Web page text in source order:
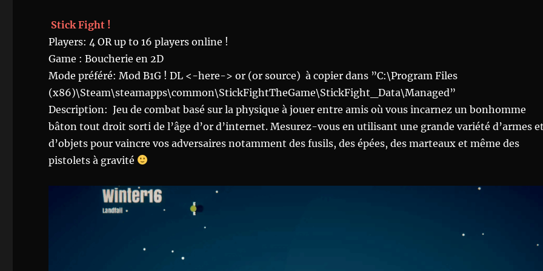
Stick Fight !
Players: 4 OR up to 16 players online !
Game : Boucherie en 2D
Mode préféré: Mod B1G ! DL <-here-> or (or source) à copier dans ”C:\Program Files
(x86)\Steam\steamapps\common\StickFightTheGame\StickFight_Data\Managed”
Description: Jeu de combat basé sur la physique à jouer entre amis où vous incarnez un bonhomme
bâton tout droit sorti de l’âge d’or d’internet. Mesurez-vous en utilisant une grande variété d’armes
d’objets pour vaincre vos adversaires notamment des fusils, des épées, des marteaux et même des
pistolets à gravité